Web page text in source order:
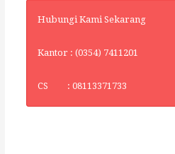
Hubungi Kami Sekarang
Kantor : (0354) 7411201
CS : 08113371733